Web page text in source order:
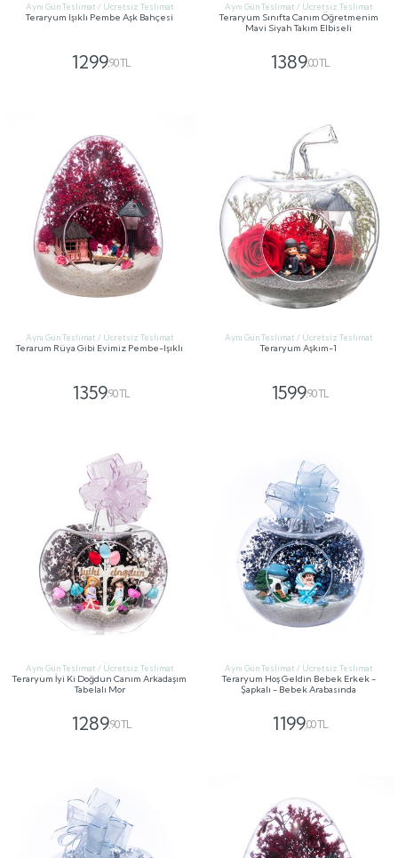
Aynı Gün Teslimat / Ücretsiz Teslimat
Teraryum Işıklı Pembe Aşk Bahçesi
1299,90 TL
Aynı Gün Teslimat / Ücretsiz Teslimat
Teraryum Sınıfta Canım Öğretmenim
Mavi Siyah Takım Elbiseli
1389,00 TL
Aynı Gün Teslimat / Ücretsiz Teslimat
Terarum Rüya Gibi Evimiz Pembe-Işıklı
1359,90 TL
Aynı Gün Teslimat / Ücretsiz Teslimat
Teraryum Aşkım-1
1599,90 TL
Aynı Gün Teslimat / Ücretsiz Teslimat
Teraryum İyi Ki Doğdun Canım Arkadaşım
Tabelalı Mor
1289,90 TL
Aynı Gün Teslimat / Ücretsiz Teslimat
Teraryum Hoş Geldin Bebek Erkek -
Şapkalı - Bebek Arabasında
1199,00 TL